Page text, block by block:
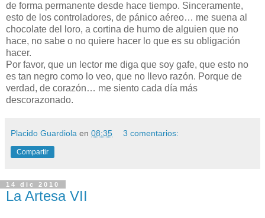
de forma permanente desde hace tiempo. Sinceramente,
esto de los controladores, de pánico aéreo… me suena al
chocolate del loro, a cortina de humo de alguien que no
hace, no sabe o no quiere hacer lo que es su obligación
hacer.
Por favor, que un lector me diga que soy gafe, que esto no
es tan negro como lo veo, que no llevo razón. Porque de
verdad, de corazón… me siento cada día más
descorazonado.
Placido Guardiola en 08:35 3 comentarios:
Compartir
14 dic 2010
La Artesa VII